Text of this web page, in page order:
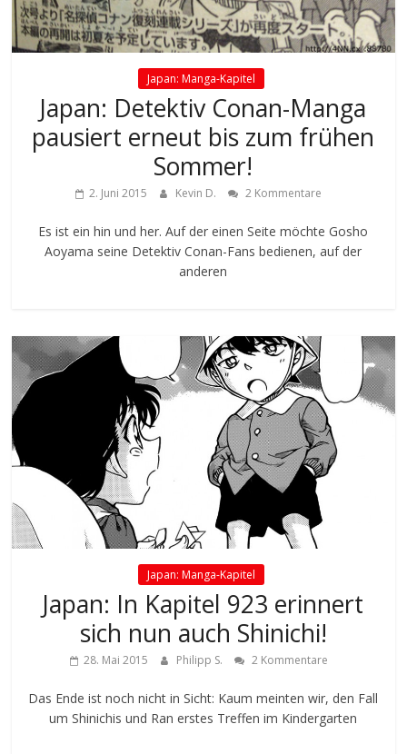
Japan: Manga-Kapitel
Japan: Detektiv Conan-Manga
pausiert erneut bis zum frühen
Sommer!
2. Juni 2015 Kevin D. 2 Kommentare
Es ist ein hin und her. Auf der einen Seite möchte Gosho
Aoyama seine Detektiv Conan-Fans bedienen, auf der
anderen
Japan: Manga-Kapitel
Japan: In Kapitel 923 erinnert
sich nun auch Shinichi!
28. Mai 2015 Philipp S. 2 Kommentare
Das Ende ist noch nicht in Sicht: Kaum meinten wir, den Fall
um Shinichis und Ran erstes Treffen im Kindergarten